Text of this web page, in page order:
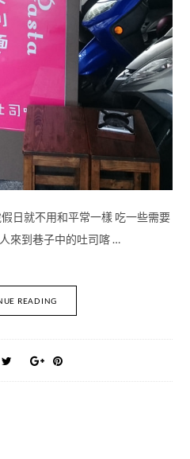
日就不用和平常一樣 吃一些需要
來到巷子中的吐司喀 …
READING